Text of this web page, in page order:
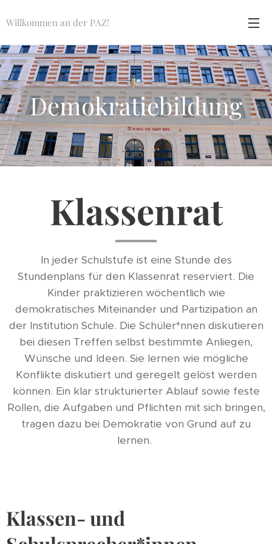
Willkommen an der PAZ!
Demokratiebildung
Klassenrat
In jeder Schulstufe ist eine Stunde des
Stundenplans für den Klassenrat reserviert. Die
Kinder praktizieren wöchentlich wie
demokratisches Miteinander und Partizipation an
der Institution Schule. Die Schüler*nnen diskutieren
bei diesen Treffen selbst bestimmte Anliegen,
Wünsche und Ideen. Sie lernen wie mögliche
Konflikte diskutiert und geregelt gelöst werden
können. Ein klar strukturierter Ablauf sowie feste
Rollen, die Aufgaben und Pflichten mit sich bringen,
tragen dazu bei Demokratie von Grund auf zu
lernen.
Klassen- und